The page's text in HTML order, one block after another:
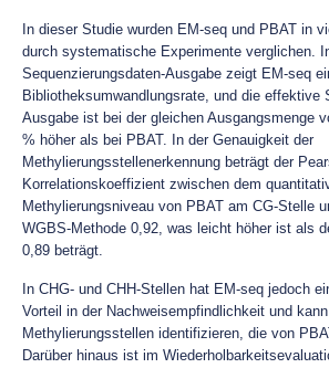
In dieser Studie wurden EM-seq und PBAT in
durch systematische Experimente verglichen.
Sequenzierungsdaten-Ausgabe zeigt EM-seq
Bibliotheksumwandlungsrate, und die effektive
Ausgabe ist bei der gleichen Ausgangsmenge
% höher als bei PBAT. In der Genauigkeit der
Methylierungsstellenerkennung beträgt der
Korrelationskoeffizient zwischen dem
Methylierungsniveau von PBAT am CG-Stelle
WGBS-Methode 0,92, was leicht höher ist als
0,89 beträgt.
In CHG- und CHH-Stellen hat EM-seq jedoch
Vorteil in der Nachweisempfindlichkeit und
Methylierungsstellen identifizieren, die von
Darüber hinaus ist im